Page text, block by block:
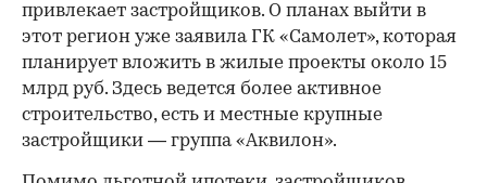
привлекает застройщиков. О планах выйти в
этот регион уже заявила ГК «Самолет», которая
планирует вложить в жилые проекты около 15
млрд руб. Здесь ведется более активное
строительство, есть и местные крупные
застройщики — группа «Аквилон».